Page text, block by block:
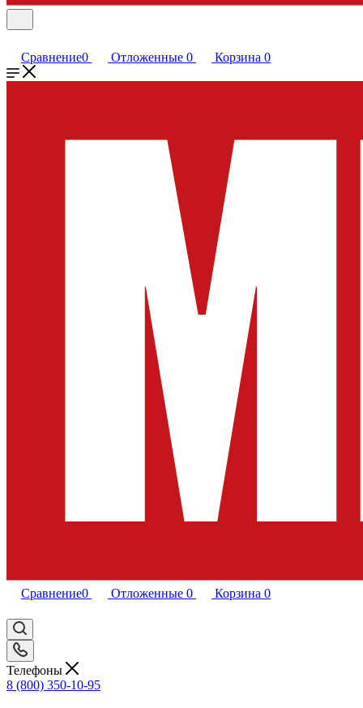
Сравнение0 Отложенные 0 Корзина 0
Сравнение0 Отложенные 0 Корзина 0
Телефоны
8 (800) 350-10-95